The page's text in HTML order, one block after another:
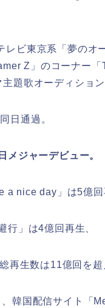
レビ東京系「夢のオ
Z」のコーナー「
題歌オーディション
日通過。
メジャーデビュー。
a nice day」は5億回
行」は4億回再生、
再生数は11億回を超
韓国配信サイト「